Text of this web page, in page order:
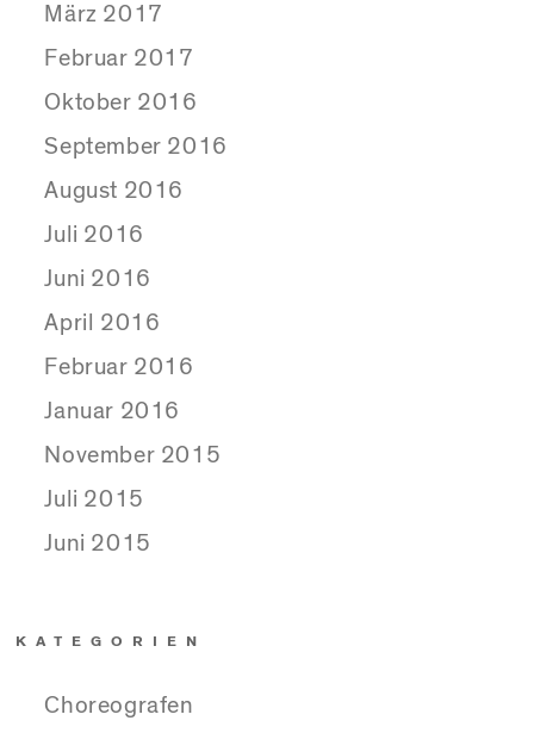
März 2017
Februar 2017
Oktober 2016
September 2016
August 2016
Juli 2016
Juni 2016
April 2016
Februar 2016
Januar 2016
November 2015
Juli 2015
Juni 2015
KATEGORIEN
Choreografen